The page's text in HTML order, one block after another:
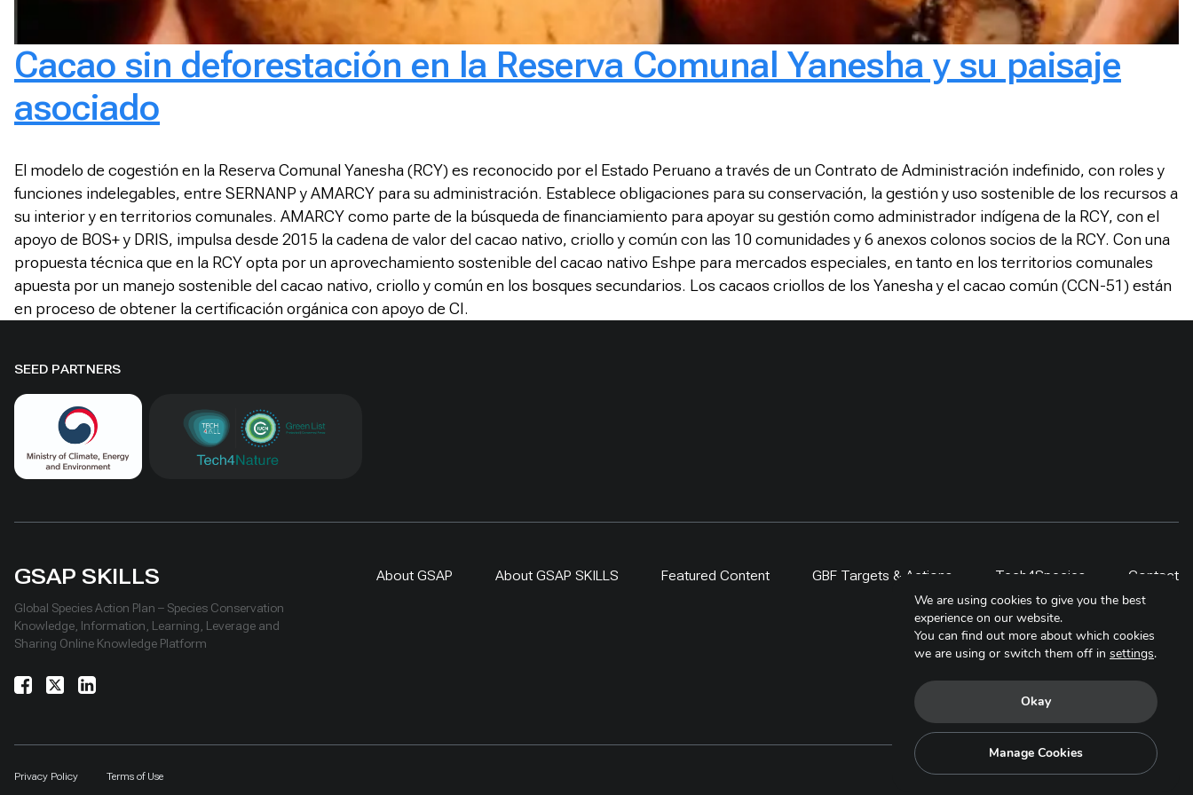
Cacao sin deforestación en la Reserva Comunal Yanesha y su paisaje
asociado
El modelo de cogestión en la Reserva Comunal Yanesha (RCY) es reconocido por el Estado Peruano a través de un Contrato de Administración indefinido, con roles y
funciones indelegables, entre SERNANP y AMARCY para su administración. Establece obligaciones para su conservación, la gestión y uso sostenible de los recursos a
su interior y en territorios comunales. AMARCY como parte de la búsqueda de financiamiento para apoyar su gestión como administrador indígena de la RCY, con el
apoyo de BOS+ y DRIS, impulsa desde 2015 la cadena de valor del cacao nativo, criollo y común con las 10 comunidades y 6 anexos colonos socios de la RCY. Con una
propuesta técnica que en la RCY opta por un aprovechamiento sostenible del cacao nativo Eshpe para mercados especiales, en tanto en los territorios comunales
apuesta por un manejo sostenible del cacao nativo, criollo y común en los bosques secundarios. Los cacaos criollos de los Yanesha y el cacao común (CCN-51) están
en proceso de obtener la certificación orgánica con apoyo de CI.
SEED PARTNERS
GSAP SKILLS
Global Species Action Plan – Species Conservation
Knowledge, Information, Learning, Leverage and
Sharing Online Knowledge Platform
About GSAP About GSAP SKILLS Featured Content GBF Targets & Actions Tech4Species Contact
Privacy Policy Terms of Use Copyright © 2025. All Rights Reserved.
We are using cookies to give you the best
experience on our website.
You can find out more about which cookies
we are using or switch them off in settings.
Okay
Manage Cookies